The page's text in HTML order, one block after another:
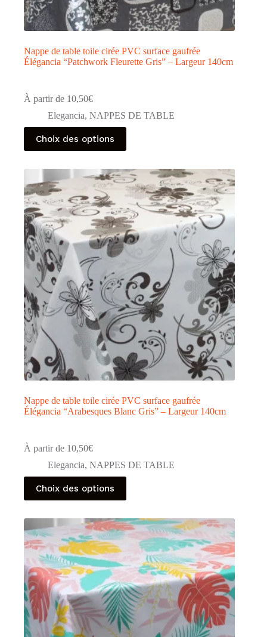
Nappe de table toile cirée PVC surface gaufrée
Élégancia “Patchwork Fleurette Gris” – Largeur 140cm
À partir de 10,50€
Elegancia, NAPPES DE TABLE
Choix des options
Ce
produit
a
Les
options
peuvent
être
choisies
sur
la
page
du
produit
Nappe de table toile cirée PVC surface gaufrée
Élégancia “Arabesques Blanc Gris” – Largeur 140cm
À partir de 10,50€
Elegancia, NAPPES DE TABLE
Choix des options
Ce
produit
a
Les
options
peuvent
être
choisies
sur
la
page
du
produit